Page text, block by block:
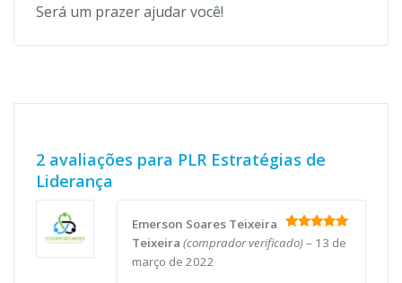
Será um prazer ajudar você!
2 avaliações para PLR Estratégias de
Liderança
Avaliação5
de 5
Emerson Soares Teixeira
Teixeira (comprador verificado)– 13 de
março de 2022